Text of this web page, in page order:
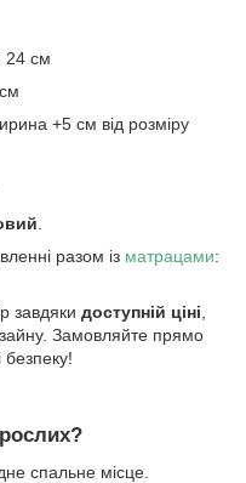
24 см
+5 см від розміру
.
разом із матрацами:
завдяки доступній ціні,
Замовляйте прямо
безпеку!
спальне місце.